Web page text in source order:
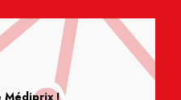
Médiprix !